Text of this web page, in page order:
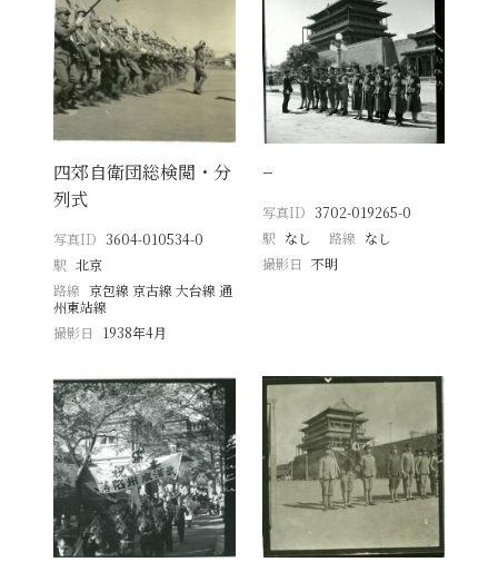
四郊自衛団総検閲・分
列式
写真ID 3604-010534-0
駅 北京
路線 京包線 京古線 大台線 通
州東站線
撮影日
1938年4月
−
写真ID 3702-019265-0
駅 なし 路線 なし
撮影日 不明